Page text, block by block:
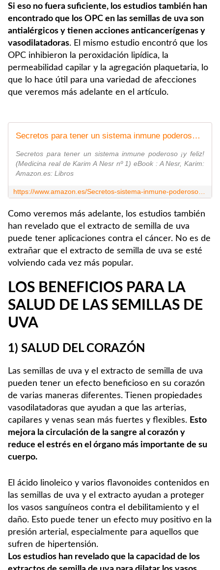
Si eso no fuera suficiente, los estudios también han
encontrado que los OPC en las semillas de uva son
antialérgicos y tienen acciones anticancerígenas y
vasodilatadoras. El mismo estudio encontró que los
OPC inhibieron la peroxidación lipídica, la
permeabilidad capilar y la agregación plaquetaria, lo
que lo hace útil para una variedad de afecciones
que veremos más adelante en el artículo.
Secretos para tener un sistema inmune poderoso ¡y feliz! (Medicina real de Karim A Nesr nº 1) eBook : A Nesr, Karim: Amazon.es: Libros
Secretos para tener un sistema inmune poderoso ¡y feliz!
(Medicina real de Karim A Nesr nº 1) eBook : A Nesr, Karim:
Amazon.es: Libros
Como veremos más adelante, los estudios también
han revelado que el extracto de semilla de uva
puede tener aplicaciones contra el cáncer. No es de
extrañar que el extracto de semilla de uva se esté
volviendo cada vez más popular.
LOS BENEFICIOS PARA LA
SALUD DE LAS SEMILLAS DE
UVA
1) SALUD DEL CORAZÓN
Las semillas de uva y el extracto de semilla de uva
pueden tener un efecto beneficioso en su corazón
de varias maneras diferentes. Tienen propiedades
vasodilatadoras que ayudan a que las arterias,
capilares y venas sean más fuertes y flexibles. Esto
mejora la circulación de la sangre al corazón y
reduce el estrés en el órgano más importante de su
cuerpo.
El ácido linoleico y varios flavonoides contenidos en
las semillas de uva y el extracto ayudan a proteger
los vasos sanguíneos contra el debilitamiento y el
daño. Esto puede tener un efecto muy positivo en la
presión arterial, especialmente para aquellos que
sufren de hipertensión.
Los estudios han revelado que la capacidad de los